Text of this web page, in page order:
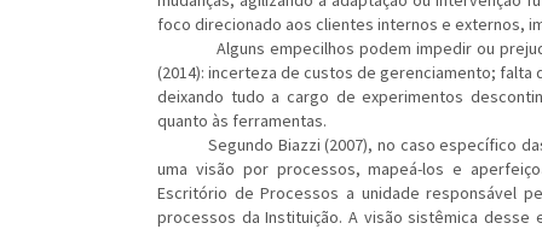
foco direcionado aos clientes internos e externos,
Alguns empecilhos podem impedir ou
(2014): incerteza de custos de gerenciamento;
deixando tudo a cargo de experimentos
quanto às ferramentas.
Segundo Biazzi (2007), no caso específico das
uma visão por processos, mapeá-los e
Escritório de Processos a unidade responsável
processos da Instituição. A visão sistêmica